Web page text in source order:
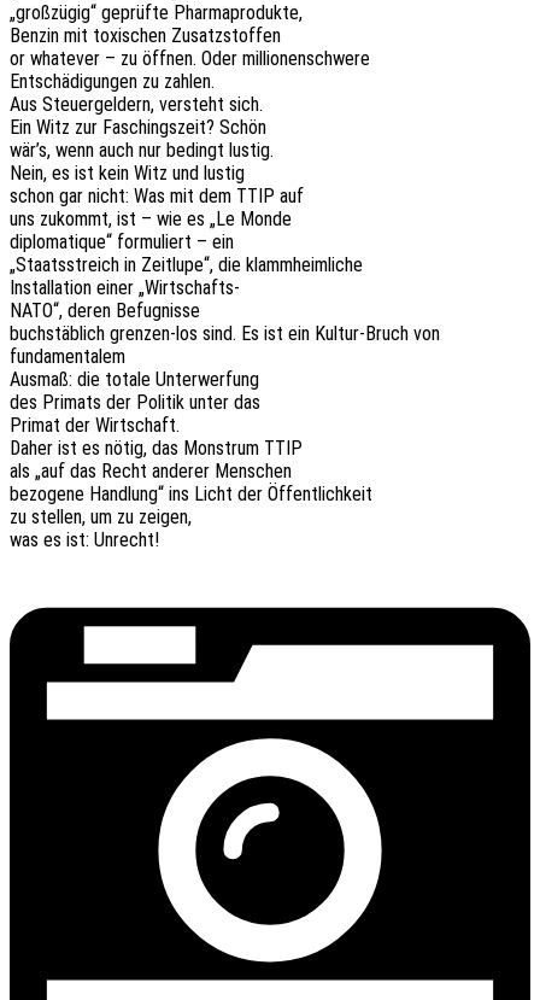
„groß­zü­gig“ geprüf­te Pharmaprodukte,
Benzin mit toxi­schen Zusatzstoffen
or whate­ver – zu öffnen. Oder millionenschwere
Entschä­di­gun­gen zu zahlen.
Aus Steu­er­gel­dern, versteht sich.
Ein Witz zur Faschings­zeit? Schön
wär’s, wenn auch nur bedingt lustig.
Nein, es ist kein Witz und lustig
schon gar nicht: Was mit dem TTIP auf
uns zukommt, ist – wie es „Le Monde
diplo­ma­tique“ formu­liert – ein
„Staats­streich in Zeit­lu­pe“, die klammheimliche
Instal­la­ti­on einer „Wirt­schafts-
NATO“, deren Befugnisse
buch­stäb­lich gren­zen-los sind. Es ist ein Kultur-Bruch von
fundamentalem
Ausmaß: die totale Unterwerfung
des Primats der Poli­tik unter das
Primat der Wirtschaft.
Daher ist es nötig, das Mons­trum TTIP
als „auf das Recht ande­rer Menschen
bezo­ge­ne Hand­lung“ ins Licht der Öffentlichkeit
zu stel­len, um zu zeigen,
was es ist: Unrecht!